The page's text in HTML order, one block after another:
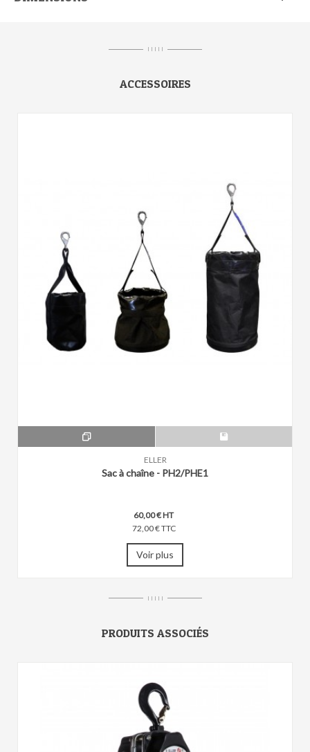
I I I I I
ACCESSOIRES
ELLER
Sac à chaîne - PH2/PHE1
60,00 € HT
72,00 € TTC
Voir plus
I I I I I
PRODUITS ASSOCIÉS